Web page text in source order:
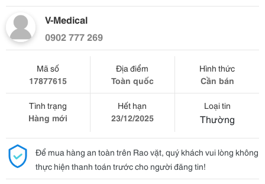
V-Medical
0902 777 269
Mã số
17877615
Địa điểm
Toàn quốc
Hình thức
Cần bán
Tình trạng
Hàng mới
Hết hạn
23/12/2025
Loại tin
Thường
Để mua hàng an toàn trên Rao vặt, quý khách vui lòng không
thực hiện thanh toán trước cho người đăng tin!